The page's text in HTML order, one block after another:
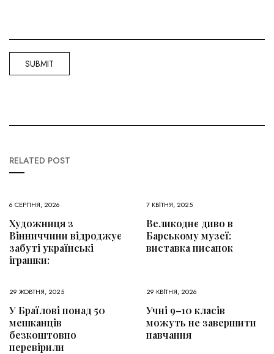
RELATED POST
6 СЕРПНЯ, 2026
Художниця з
Вінниччини відроджує
забуті українські
іграшки:
7 КВІТНЯ, 2025
Великоднє диво в
Барському музеї:
виставка писанок
29 ЖОВТНЯ, 2025
У Браїлові понад 50
мешканців
безкоштовно
перевірили
29 КВІТНЯ, 2026
Учні 9–10 класів
можуть не завершити
навчання